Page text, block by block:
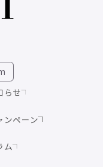
らせ
ンペーン
ム